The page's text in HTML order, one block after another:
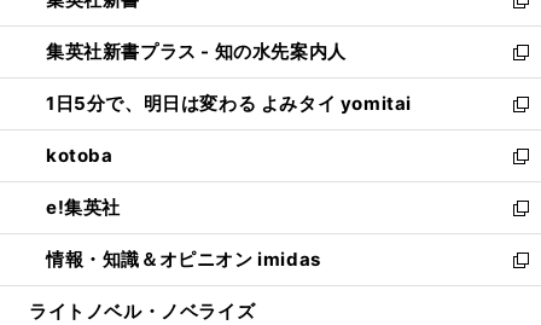
開
く
ン
ド
ウ
で
開
く
ウ
ィ
ン
ド
ウ
で
開
く
新
し
い
ウ
ィ
ン
ド
ウ
で
開
く
集英社新書プラス - 知の水先案内人
新
し
い
ウ
ィ
ン
ド
ウ
で
開
1日5分で、明日は変わる よみタイ yomitai
新
し
い
ウ
ィ
ン
ド
ウ
kotoba
新
し
い
ウ
ィ
ン
e!集英社
新
し
い
ウ
情報・知識＆オピニオン imidas
新
し
ライトノベル・ノベライズ